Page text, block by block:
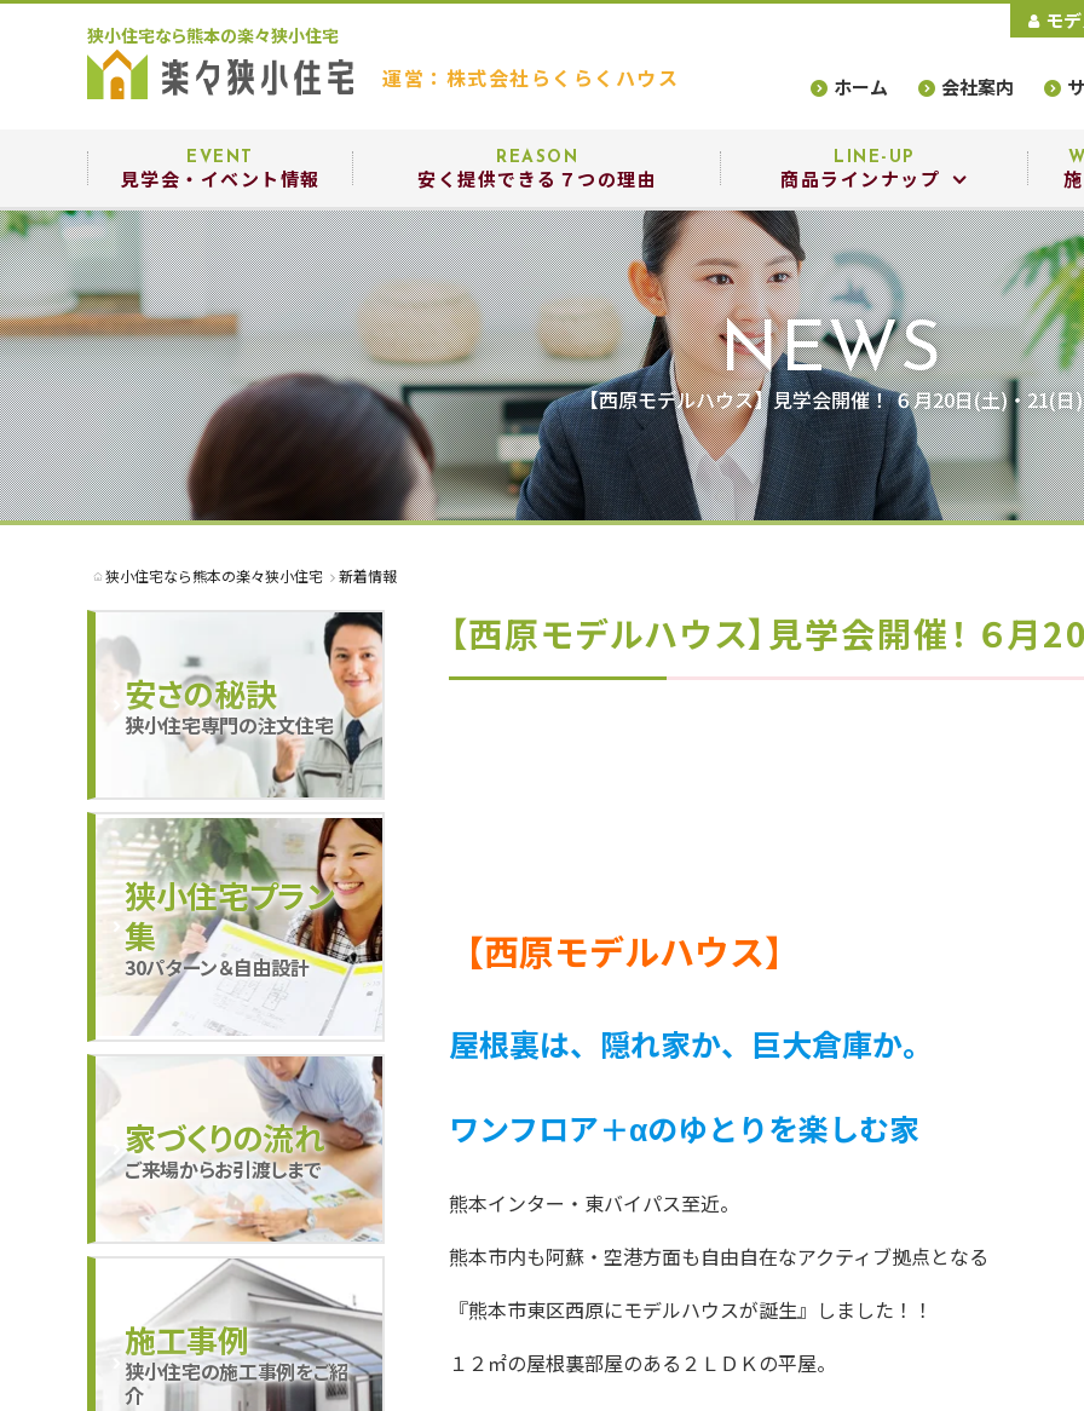
狭小住宅なら熊本の楽々狭小住宅
運営：株式会社らくらくハウス ホーム 会社案内
モ
EVENT
見学会・イベント情報
REASON
安く提供できる７つの理由
LINE-UP
商品ラインナップ
商品ラインナップ
設備・構造
選べるデザインスタイル
NEWS
【西原モデルハウス】見学会開催！ ６月20日(土)・21(日)
狭小住宅なら熊本の楽々狭小住宅 新着情報
【西原モデルハウス】見学会開催！ ６月
【西原モデルハウス】
屋根裏は、隠れ家か、巨大倉庫か。
ワンフロア＋αのゆとりを楽しむ家
熊本インター・東バイパス至近。
熊本市内も阿蘇・空港方面も自由自在なアクティブ拠点となる
『熊本市東区西原にモデルハウスが誕生』しました！！
１２㎡の屋根裏部屋のある２ＬＤＫの平屋。
安さの秘訣
狭小住宅専門の注文住宅
狭小住宅プラン
集
30パターン＆自由設計
家づくりの流れ
ご来場からお引渡しまで
施工事例
狭小住宅の施工事例をご紹
介